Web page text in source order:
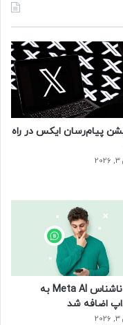
کودکان و افراد
زیرا حفظ ایمنی پایدار
که با استفاده از
مصنوعی و مدل‌سازی
تکاملی، راه مقابله با انواع جدید ویروس کووید-۱۹ ساده‌تر خواهد
ازجمله تولید
درمورد واکسن‌های
و عفونت ایجاد
هنوز اطلاعات دقیق
نشده است.
پیام‌رسان ایکس در راه
حالت ناشناس Meta AI به
اضافه شد